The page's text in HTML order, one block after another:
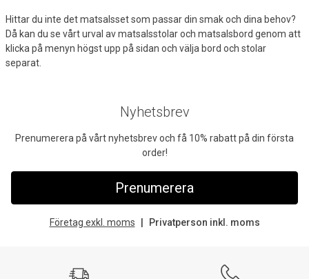
Hittar du inte det matsalsset som passar din smak och dina behov?
Då kan du se vårt urval av matsalsstolar och matsalsbord genom att
klicka på menyn högst upp på sidan och välja bord och stolar
separat.
Nyhetsbrev
Prenumerera på vårt nyhetsbrev och få 10% rabatt på din första
order!
Prenumerera
Företag exkl. moms Privatperson inkl. moms